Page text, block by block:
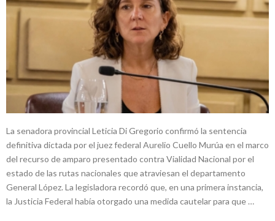
La senadora provincial Leticia Di Gregorio confirmó la sentencia
definitiva dictada por el juez federal Aurelio Cuello Murúa en el marco
del recurso de amparo presentado contra Vialidad Nacional por el
estado de las rutas nacionales que atraviesan el departamento
General López. La legisladora recordó que, en una primera instancia,
la Justicia Federal había otorgado una medida cautelar para que …